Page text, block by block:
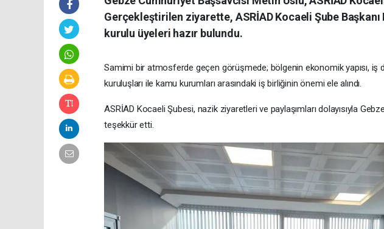
Gerçekleştirilen ziyarette, ASRİAD Kocaeli Şube Başkanı
kurulu üyeleri hazır bulundu.
Samimi bir atmosferde geçen görüşmede; bölgenin ekonomik yapısı, iş
kuruluşları ile kamu kurumları arasındaki iş birliğinin önemi ele alındı.
ASRİAD Kocaeli Şubesi, nazik ziyaretleri ve paylaşımları dolayısıyla
teşekkür etti.